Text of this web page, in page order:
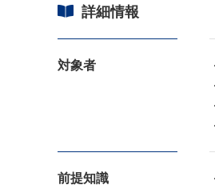
詳細情報
対象者
前提知識